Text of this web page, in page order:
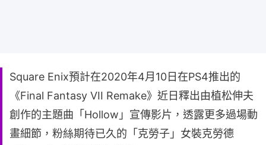
Square Enix預計在2020年4月10日在PS4推出的
《Final Fantasy VII Remake》近日釋出由植松伸夫
創作的主題曲「Hollow」宣傳影片，透露更多過場動
畫細節，粉絲期待已久的「克勞子」女裝克勞德